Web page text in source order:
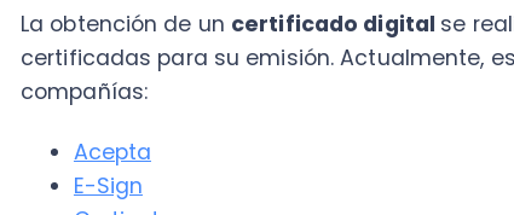
¿Cómo se instala el certificado
Como mencionamos más arriba, el certificado
hacerlo, debes seguir los siguientes pasos: